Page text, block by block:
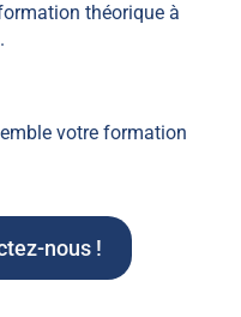
théorique à
votre formation
nous !